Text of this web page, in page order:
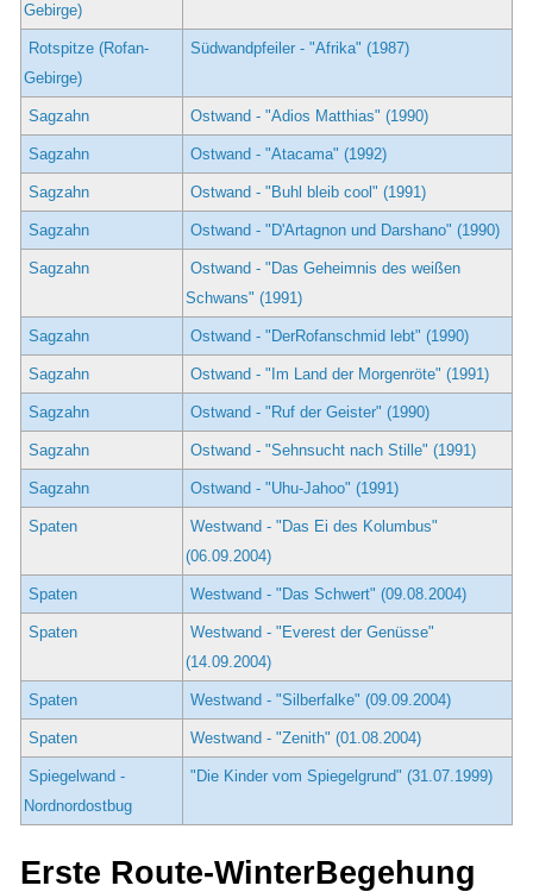
Gebirge)
Rotspitze (Rofan-
Gebirge)
Südwandpfeiler - "Afrika" (1987)
Sagzahn Ostwand - "Adios Matthias" (1990)
Sagzahn Ostwand - "Atacama" (1992)
Sagzahn Ostwand - "Buhl bleib cool" (1991)
Sagzahn Ostwand - "D'Artagnon und Darshano" (1990)
Sagzahn
Ostwand - "Das Geheimnis des weißen
Schwans" (1991)
Sagzahn Ostwand - "DerRofanschmid lebt" (1990)
Sagzahn Ostwand - "Im Land der Morgenröte" (1991)
Sagzahn Ostwand - "Ruf der Geister" (1990)
Sagzahn Ostwand - "Sehnsucht nach Stille" (1991)
Sagzahn Ostwand - "Uhu-Jahoo" (1991)
Spaten
Westwand - "Das Ei des Kolumbus"
(06.09.2004)
Spaten Westwand - "Das Schwert" (09.08.2004)
Spaten
Westwand - "Everest der Genüsse"
(14.09.2004)
Spaten Westwand - "Silberfalke" (09.09.2004)
Spaten Westwand - "Zenith" (01.08.2004)
Spiegelwand -
Nordnordostbug
"Die Kinder vom Spiegelgrund" (31.07.1999)
Erste Route-WinterBegehung